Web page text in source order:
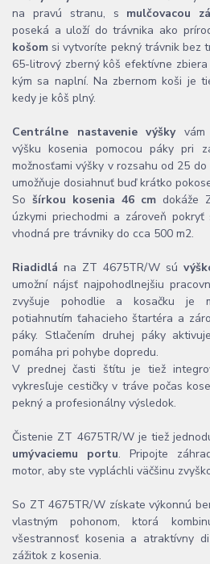
na pravú stranu, s mulčovacou
poseká a uloží do trávnika ako
košom si vytvoríte pekný trávnik bez
65-litrový zberný kôš efektívne
kým sa naplní. Na zbernom koši je
kedy je kôš plný.
Centrálne nastavenie výškyvám
výšku kosenia pomocou páky pri
možnosťami výšky v rozsahu od 25
umožňuje dosiahnuť buď krátko
So šírkou kosenia 46 cmdokáže
úzkymi priechodmi a zároveň
vhodná pre trávniky do cca 500 m2.
Riadidlá na ZT 4675TR/W sú
umožní nájsť najpohodlnejšiu
zvyšuje pohodlie a kosačku je
potiahnutím ťahacieho štartéra a
páky. Stlačením druhej páky
pomáha pri pohybe dopredu.
V prednej časti štítu je tiež
vykresľuje cestičky v tráve počas
pekný a profesionálny výsledok.
Čistenie ZT 4675TR/W je tiež
umývaciemu portu. Pripojte
motor, aby ste vypláchli väčšinu
So ZT 4675TR/W získate výkonnú
vlastným pohonom, ktorá
všestrannosť kosenia a atraktívny
zážitok z kosenia.